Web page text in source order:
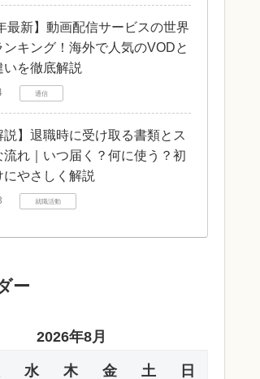
最新】動画配信サービスの世界
ンキング！海外で人気のVODと
いを徹底解説
通信
説】退職時に受け取る書類とス
流れ｜いつ届く？何に使う？初
にやさしく解説
就職活動
ー
2026年8月
水 木 金 土 日